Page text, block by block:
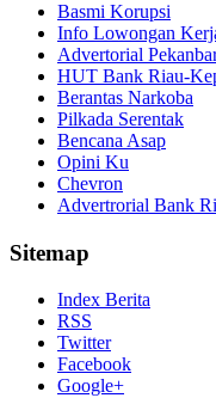
Basmi Korupsi
Info Lowongan
Advertorial
HUT Bank Riau-
Berantas Narkoba
Pilkada Serentak
Bencana Asap
Opini Ku
Chevron
Advertrorial Bank
Sitemap
Index Berita
RSS
Twitter
Facebook
Google+